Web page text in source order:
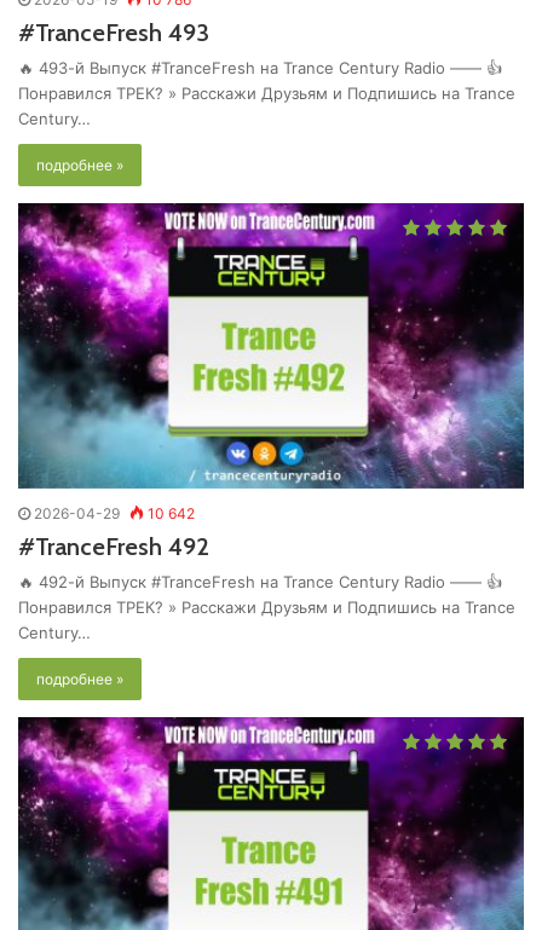
#TranceFresh 493
🔥 493-й Выпуск #TranceFresh на Trance Century Radio —— 👍
Понравился ТРЕК? » Расскажи Друзьям и Подпишись на Trance
Century…
подробнее »
2026-04-29 10 642
#TranceFresh 492
🔥 492-й Выпуск #TranceFresh на Trance Century Radio —— 👍
Понравился ТРЕК? » Расскажи Друзьям и Подпишись на Trance
Century…
подробнее »